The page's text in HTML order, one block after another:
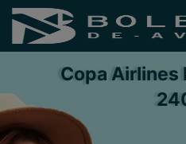
Copa Airlines